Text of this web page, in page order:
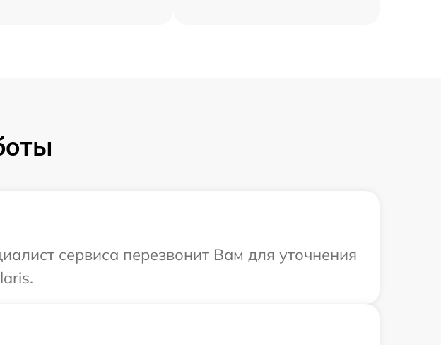
сервиса перезвонит Вам для уточнения